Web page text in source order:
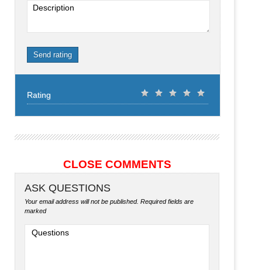
Description
Send rating
Rating
CLOSE COMMENTS
ASK QUESTIONS
Your email address will not be published. Required fields are
marked
Questions